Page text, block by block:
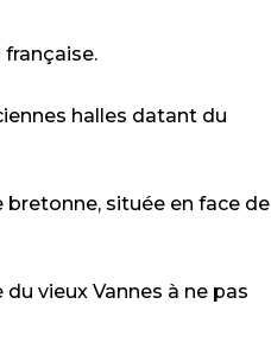
halles datant du
bretonne, située en face de
vieux Vannes à ne pas